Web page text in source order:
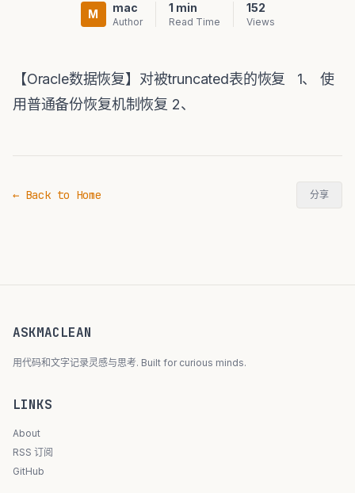
M mac
Author
1 min
Read Time
152
Views
【Oracle数据恢复】对被truncated表的恢复 1、 使
用普通备份恢复机制恢复 2、
← Back to Home 分享
ASKMACLEAN
用代码和文字记录灵感与思考. Built for curious minds.
LINKS
About
RSS 订阅
GitHub